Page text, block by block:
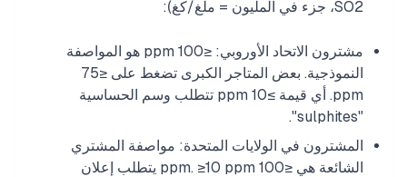
SO2، جزء في المليون = ملغ/كغ):
مشترون الاتحاد الأوروبي: ≤100 ppm هو المواصفة
النموذجية. بعض المتاجر الكبرى تضغط على ≤75
ppm. أي قيمة ≥10 ppm تتطلب وسم الحساسية
"sulphites".
المشترون في الولايات المتحدة: مواصفة المشتري
الشائعة هي ≤100 ppm. ≥10 ppm يتطلب إعلان